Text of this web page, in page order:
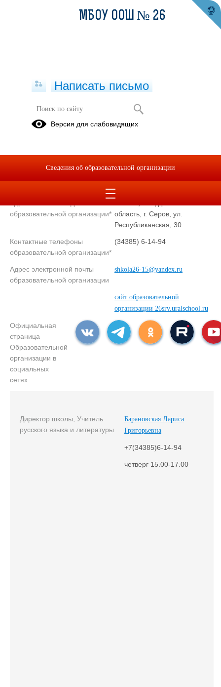
Контакты
образовательной организации* область, г. Серов, ул.
Республиканская, 30
Контактные телефоны
образовательной организации*
(34385) 6-14-94
Адрес электронной почты
образовательной организации
shkola26-15@yandex.ru
сайт образовательной
организации 26srv.uralschool.ru
Официальная
страница
Образовательной
организации в
социальных
сетях
Директор школы, Учитель
русского языка и литературы
Барановская Лариса
Григорьевна
+7(34385)6-14-94
четверг 15.00-17.00
МБОУ ООШ № 26
Написать письмо
Версия для слабовидящих
Сведения об образовательной организации